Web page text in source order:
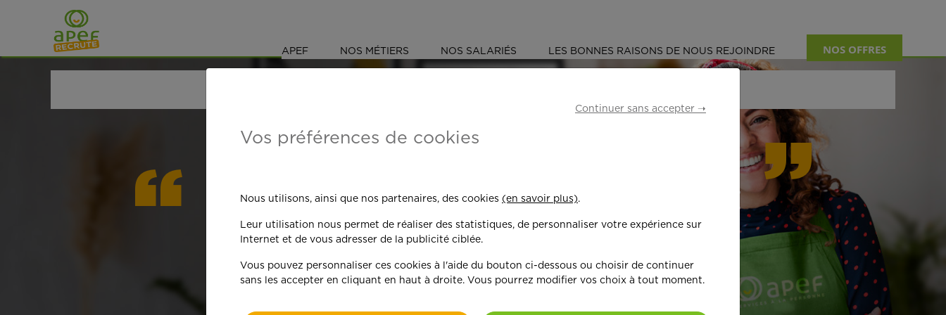
Navigation
Saut au contenu
APEF NOS MÉTIERS NOS SALARIÉS LES BONNES RAISONS DE NOUS REJOINDRE NOS OFFRES
On est toujours plus performant
quand on y met du cœur !
Continuer sans accepter ➝
Vos préférences de cookies
Nous utilisons, ainsi que nos partenaires, des cookies (en savoir plus).
Leur utilisation nous permet de réaliser des statistiques, de personnaliser votre expérience sur
Internet et de vous adresser de la publicité ciblée.
Vous pouvez personnaliser ces cookies à l'aide du bouton ci-dessous ou choisir de continuer
sans les accepter en cliquant en haut à droite. Vous pourrez modifier vos choix à tout moment.